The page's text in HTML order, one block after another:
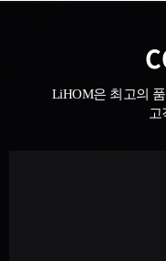
LiHOM은 최고의
고